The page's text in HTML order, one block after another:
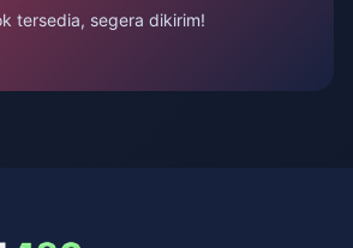
tersedia, segera dikirim!